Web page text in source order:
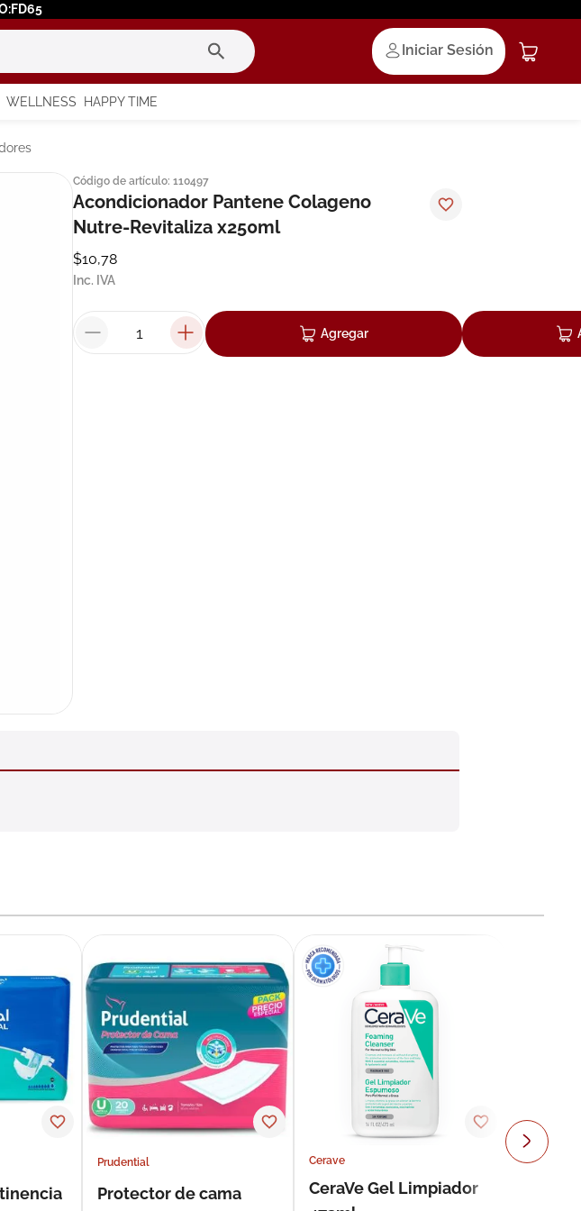
Iniciar Sesión
WELLNESS HAPPY TIME
Código de artículo: 110497
Acondicionador Pantene Colageno
Nutre-Revitaliza x250ml
$10,78
Inc. IVA
Agregar
Prudential
Protector de cama
Cerave
CeraVe Gel Limpiador